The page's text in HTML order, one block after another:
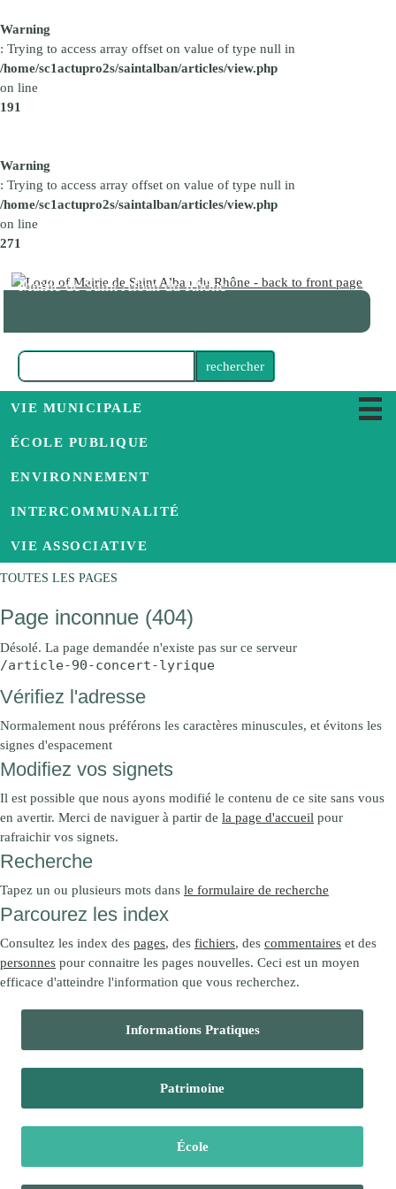
Warning
: Trying to access array offset on value of type null in
/home/sc1actupro2s/saintalban/articles/view.php
on line
191
Warning
: Trying to access array offset on value of type null in
/home/sc1actupro2s/saintalban/articles/view.php
on line
271
Mairie de Saint Alban du Rhône
VIE MUNICIPALE
Le conseil municipal
Réunions du Conseil Municipal
Bulletins municipaux
Salles communales
Information sur les risques majeurs
Syndicats intercommunaux
Urbanisme
ÉCOLE PUBLIQUE
ENVIRONNEMENT
INTERCOMMUNALITÉ
VIE ASSOCIATIVE
TOUTES LES PAGES
Page inconnue (404)
Désolé. La page demandée n'existe pas sur ce serveur
/article-90-concert-lyrique
Vérifiez l'adresse
Normalement nous préférons les caractères minuscules, et évitons les
signes d'espacement
Modifiez vos signets
Il est possible que nous ayons modifié le contenu de ce site sans vous
en avertir. Merci de naviguer à partir de la page d'accueil pour
rafraichir vos signets.
Recherche
Tapez un ou plusieurs mots dans le formulaire de recherche
Parcourez les index
Consultez les index des pages, des fichiers, des commentaires et des
personnes pour connaitre les pages nouvelles. Ceci est un moyen
efficace d'atteindre l'information que vous recherchez.
Informations Pratiques
Patrimoine
École